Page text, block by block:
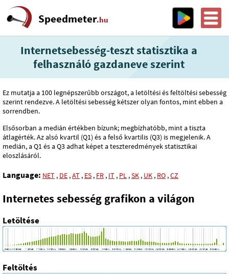
Speedmeter.hu
Internetsebesség-teszt statisztika a
felhasználó gazdaneve szerint
Ez mutatja a 100 legnépszerűbb országot, a letöltési és feltöltési sebesség
szerint rendezve. A letöltési sebesség kétszer olyan fontos, mint ebben a
sorrendben.
Elsősorban a medián értékben bízunk; megbízhatóbb, mint a tiszta
átlagérték. Az alsó kvartil (Q1) és a felső kvartilis (Q3) is megjelenik. A
medián, a Q1 és a Q3 adhat képet a teszteredmények statisztikai
eloszlásáról.
Language: NET , DE ,AT , ES , FR , IT , PL ,SK , UK , RO ,CZ
Internetes sebesség grafikon a világon
Letöltése
Feltöltés